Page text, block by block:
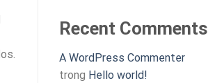
Recent Comments
A WordPress Commenter
trong Hello world!